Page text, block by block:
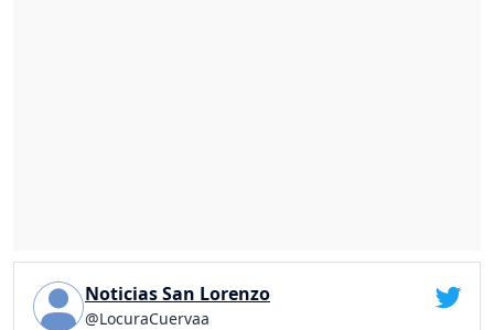
Noticias San Lorenzo
@LocuraCuervaa